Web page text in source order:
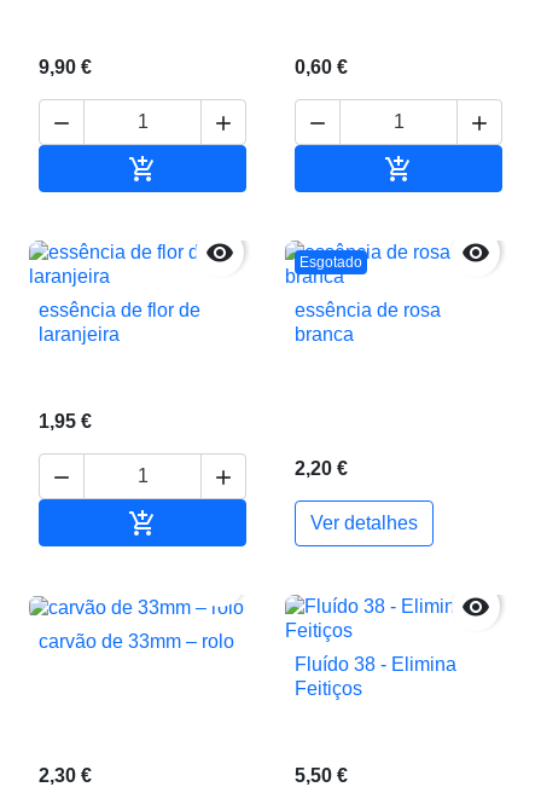
9,90 €
 

0,60 €
 


essência de flor de
laranjeira
1,95 €
 
 Adicionar ao carrinho
Esgotado 
essência de rosa
branca
2,20 €
Ver detalhes
carvão de 33mm – rolo
2,30 €

Fluído 38 - Elimina
Feitiços
5,50 €